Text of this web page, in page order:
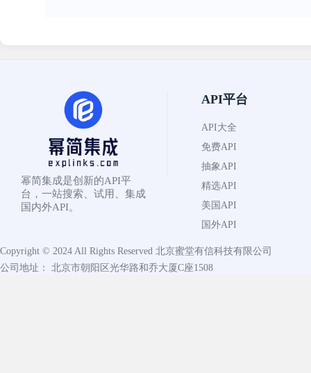
幂简集成是创新的API平
台，一站搜索、试用、集成
国内外API。
API平台
API大全
免费API
抽象API
精选API
美国API
国外API
Copyright © 2024 All Rights Reserved 北京蜜堂有信科技有限公司
公司地址： 北京市朝阳区光华路和乔大厦C座1508